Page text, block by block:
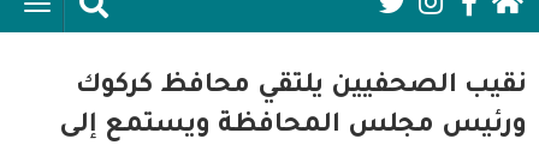
Social
Media:
Header
نقيب الصحفيين يلتقي محافظ كركوك
ورئيس مجلس المحافظة ويستمع إلى
اقتصاد واعمال